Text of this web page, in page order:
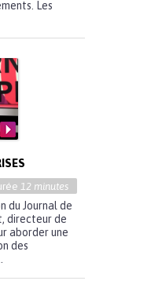
Les
12 minutes
du Journal de
directeur de
aborder une
des